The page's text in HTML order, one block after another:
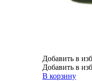
Добавить в
Добавить в
В корзину